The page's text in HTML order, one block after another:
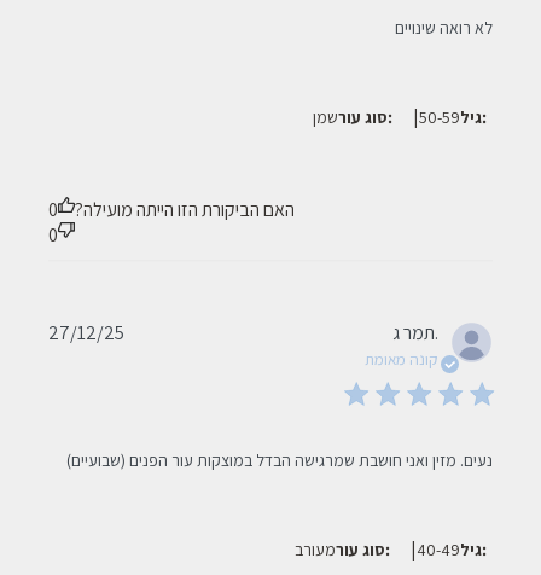
לא רואה שינויים
read more about review content
גיל: 50-59
| סוג עור: שמן
האם הביקורת הזו הייתה מועילה?
0
0
תמר ג.
קונה מאומת
נעים. מזין ואני חושבת שמרגישה הבדל במוצקות עור הפנים (שבועיים)
read more about review content נעים. מזין ואני חושבת שמרגישה
גיל: 40-49
| סוג עור: מעורב
Published
27/12/25